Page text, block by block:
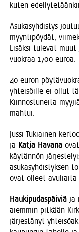
kuten
Asu­ka­syh­dis­tys
myyn­ti­pöy­dät,
Lisäk­si tule­vat
vuo­kraa 1700 euroa.
40 euron
yhtei­söil­le ei ollut
Kiin­nos­tu­nei­ta
mahtui.
Jus­si Tukiai­nen
ja Kat­ja Hava­na
käy­tän­nön
asu­ka­syh­dis­tyk­sen
ovat olleet avu­liai­ta
Hau­ki­pu­das­päi­viä ja
aiem­min pit­kään
jär­jes­tä­nyt